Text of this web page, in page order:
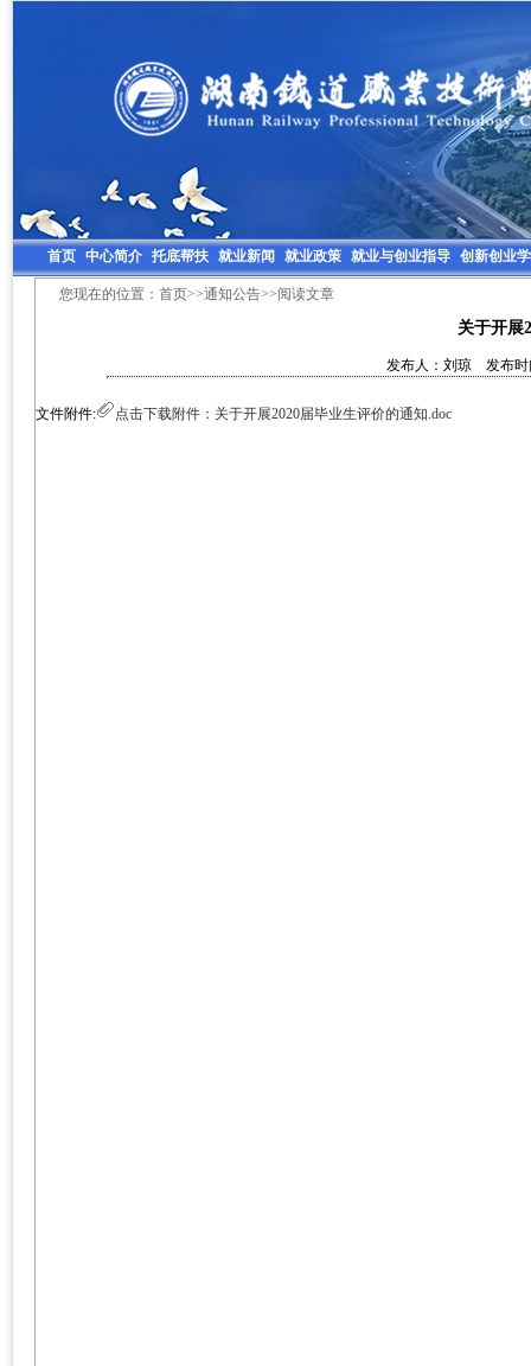
首页 中心简介 托底帮扶 就业新闻 就业政策 就业与创业指导 创新创业
您现在的位置：首页>>通知公告>>阅读文章
关于开展
发布人：刘琼 发布时
文件附件: 点击下载附件：关于开展2020届毕业生评价的通知.doc